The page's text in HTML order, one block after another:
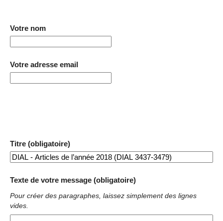
Votre nom
Votre adresse email
Titre (obligatoire)
Texte de votre message (obligatoire)
Pour créer des paragraphes, laissez simplement des lignes
vides.